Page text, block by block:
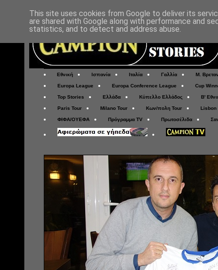
Εθνική Ισπανία Ιταλία Γαλλία Μ.
Europa League Europa Conference League Cup
Top Stories Ελλάδα Κύπελλο Ελλάδος Β'
Paris Tour Milano Tour Κων/πολη Tour Lisbon
ΦΙΦΑ/ΟΥΕΦΑ Πρόγραμμα TV Πρωτοσέλιδα
This site uses cookies from Google to deliver its
are shared with Google along with performance and
statistics, and to detect and address abuse.